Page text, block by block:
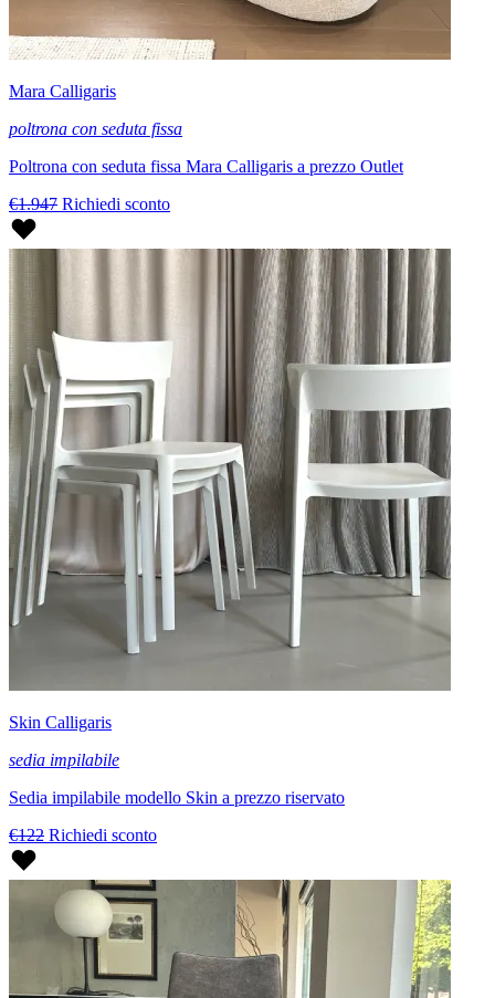
Mara Calligaris
poltrona con seduta fissa
Poltrona con seduta fissa Mara Calligaris a prezzo Outlet
€1.947 Richiedi sconto
Skin Calligaris
sedia impilabile
Sedia impilabile modello Skin a prezzo riservato
€122 Richiedi sconto